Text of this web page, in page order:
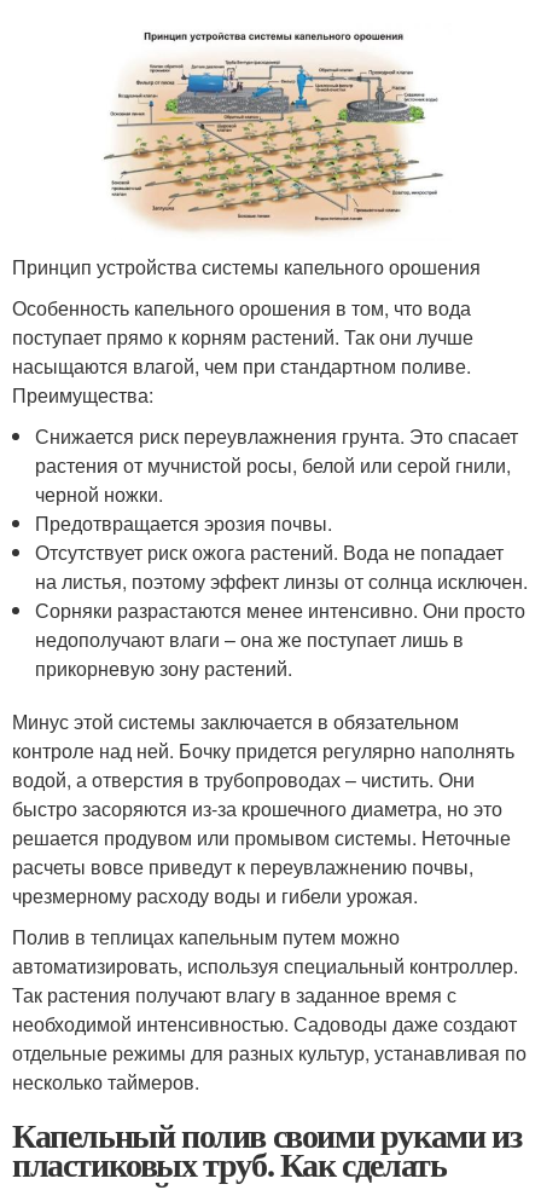
Принцип устройства системы капельного орошения
Особенность капельного орошения в том, что вода
поступает прямо к корням растений. Так они лучше
насыщаются влагой, чем при стандартном поливе.
Преимущества:
Снижается риск переувлажнения грунта. Это спасает
растения от мучнистой росы, белой или серой гнили,
черной ножки.
Предотвращается эрозия почвы.
Отсутствует риск ожога растений. Вода не попадает
на листья, поэтому эффект линзы от солнца исключен.
Сорняки разрастаются менее интенсивно. Они просто
недополучают влаги – она же поступает лишь в
прикорневую зону растений.
Минус этой системы заключается в обязательном
контроле над ней. Бочку придется регулярно наполнять
водой, а отверстия в трубопроводах – чистить. Они
быстро засоряются из-за крошечного диаметра, но это
решается продувом или промывом системы. Неточные
расчеты вовсе приведут к переувлажнению почвы,
чрезмерному расходу воды и гибели урожая.
Полив в теплицах капельным путем можно
автоматизировать, используя специальный контроллер.
Так растения получают влагу в заданное время с
необходимой интенсивностью. Садоводы даже создают
отдельные режимы для разных культур, устанавливая по
несколько таймеров.
Капельный полив своими руками из
пластиковых труб. Как сделать